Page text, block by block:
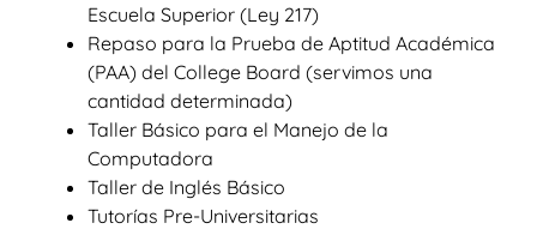
Escuela Superior (Ley 217)
Repaso para la Prueba de Aptitud Académica
(PAA) del College Board (servimos una
cantidad determinada)
Taller Básico para el Manejo de la
Computadora
Taller de Inglés Básico
Tutorías Pre-Universitarias